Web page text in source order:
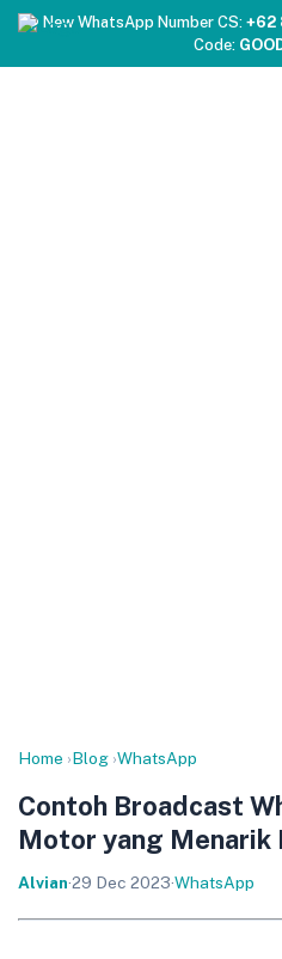
❤️ New WhatsApp Number CS: +62
Code:
Home ›Blog ›WhatsApp
Contoh Broadcast
Motor yang Menarik
Alvian·29 Dec 2023·WhatsApp